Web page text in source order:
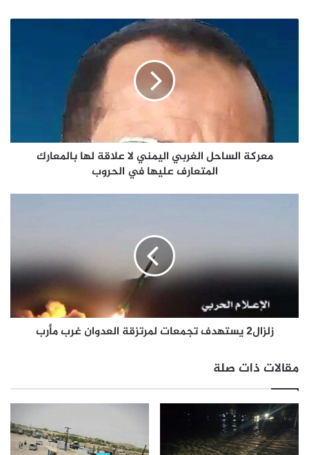
معركة الساحل الغربي اليمني لا علاقة لها بالمعارك
المتعارف عليها في الحروب
زلزال2 يستهدف تجمعات لمرتزقة العدوان غرب مأرب
مقالات ذات صلة